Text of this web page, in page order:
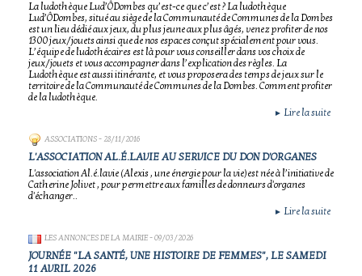
La ludothèque Lud’ÔDombes qu’est-ce que c’est ? La ludothèque
Lud’ÔDombes, situé au siège de la Communauté de Communes de la Dombes
est un lieu dédié aux jeux, du plus jeune aux plus âgés, venez profiter de nos
1300 jeux/jouets ainsi que de nos espaces conçut spécialement pour vous.
L’équipe de ludothécaires est là pour vous conseiller dans vos choix de
jeux/jouets et vous accompagner dans l’explication des règles. La
Ludothèque est aussi itinérante, et vous proposera des temps de jeux sur le
territoire de la Communauté de Communes de la Dombes. Comment profiter
de la ludothèque.
► Lire la suite
ASSOCIATIONS- 28/11/2016
L'ASSOCIATION AL.É.LAVIE AU SERVICE DU DON D'ORGANES
L'association Al.é.lavie (Alexis , une énergie pour la vie)est née à l’initiative de
Catherine Jolivet , pour permettre aux familles de donneurs d'organes
d'échanger..
► Lire la suite
LES ANNONCES DE LA MAIRIE- 09/03/2026
JOURNÉE "LA SANTÉ, UNE HISTOIRE DE FEMMES", LE SAMEDI
11 AVRIL 2026